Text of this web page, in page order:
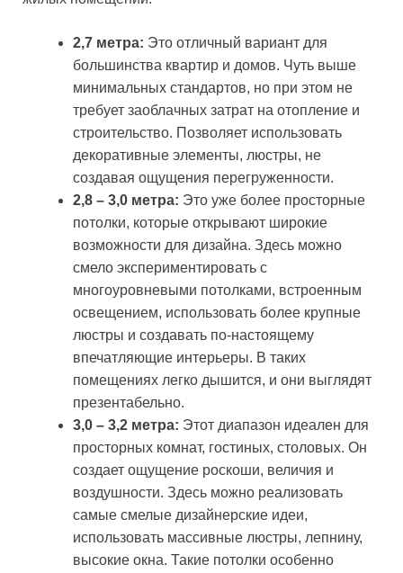
2,7 метра: Это отличный вариант для
большинства квартир и домов. Чуть выше
минимальных стандартов, но при этом не
требует заоблачных затрат на отопление и
строительство. Позволяет использовать
декоративные элементы, люстры, не
создавая ощущения перегруженности.
2,8 – 3,0 метра: Это уже более просторные
потолки, которые открывают широкие
возможности для дизайна. Здесь можно
смело экспериментировать с
многоуровневыми потолками, встроенным
освещением, использовать более крупные
люстры и создавать по-настоящему
впечатляющие интерьеры. В таких
помещениях легко дышится, и они выглядят
презентабельно.
3,0 – 3,2 метра: Этот диапазон идеален для
просторных комнат, гостиных, столовых. Он
создает ощущение роскоши, величия и
воздушности. Здесь можно реализовать
самые смелые дизайнерские идеи,
использовать массивные люстры, лепнину,
высокие окна. Такие потолки особенно